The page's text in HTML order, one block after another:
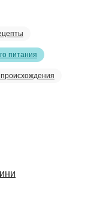
питания
происхождения